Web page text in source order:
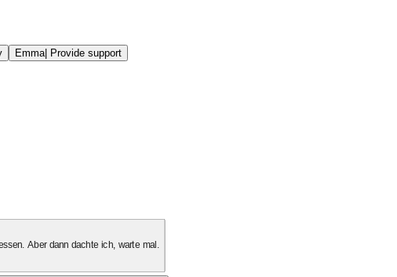
Emma| Provide support
Aber dann dachte ich, warte mal.